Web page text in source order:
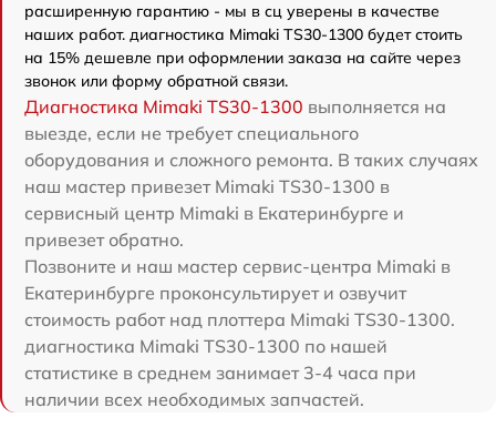
расширенную гарантию - мы в сц уверены в качестве
наших работ. диагностика Mimaki TS30-1300 будет стоить
на 15% дешевле при оформлении заказа на сайте через
звонок или форму обратной связи.
Диагностика Mimaki TS30-1300 выполняется на
выезде, если не требует специального
оборудования и сложного ремонта. В таких случаях
наш мастер привезет Mimaki TS30-1300 в
сервисный центр Mimaki в Екатеринбурге и
привезет обратно.
Позвоните и наш мастер сервис-центра Mimaki в
Екатеринбурге проконсультирует и озвучит
стоимость работ над плоттера Mimaki TS30-1300.
диагностика Mimaki TS30-1300 по нашей
статистике в среднем занимает 3-4 часа при
наличии всех необходимых запчастей.